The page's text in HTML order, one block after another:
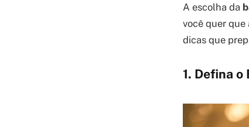
A escolha da
você quer que
dicas que
1. Defina